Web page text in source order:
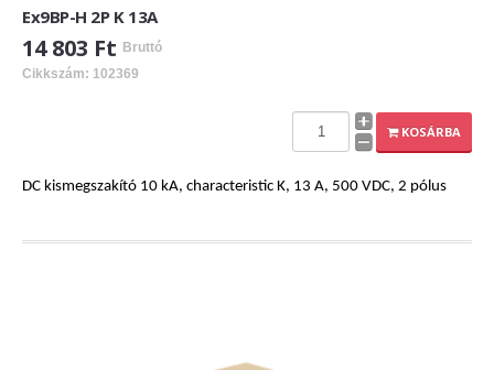
Ex9BP-H 2P K 13A
14 803 Ft Bruttó
Cikkszám: 102369
KOSÁRBA
DC kismegszakító 10 kA, characteristic K, 13 A, 500 VDC, 2 pólus